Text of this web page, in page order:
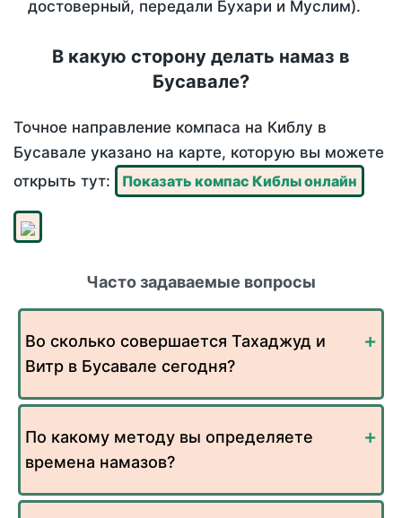
достоверный, передали Бухари и Муслим).
В какую сторону делать намаз в
Бусавале?
Точное направление компаса на Киблу в
Бусавале указано на карте, которую вы можете
открыть тут:
Показать компас Киблы онлайн
Часто задаваемые вопросы
Во сколько совершается Тахаджуд и
Витр в Бусавале сегодня?
По какому методу вы определяете
времена намазов?